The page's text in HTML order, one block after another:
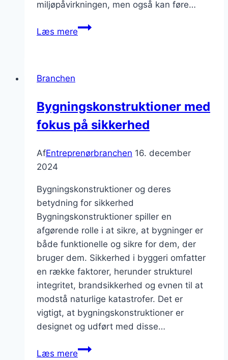
miljøpåvirkningen, men også kan føre…
Læs mereVigtige
Branchen
Bygningskonstruktioner med
fokus på sikkerhed
AfEntreprenørbranchen 16. december
2024
Bygningskonstruktioner og deres
betydning for sikkerhed
Bygningskonstruktioner spiller en
afgørende rolle i at sikre, at bygninger er
både funktionelle og sikre for dem, der
bruger dem. Sikkerhed i byggeri omfatter
en række faktorer, herunder strukturel
integritet, brandsikkerhed og evnen til at
modstå naturlige katastrofer. Det er
vigtigt, at bygningskonstruktioner er
designet og udført med disse…
Læs mereBygningskonstruktioner